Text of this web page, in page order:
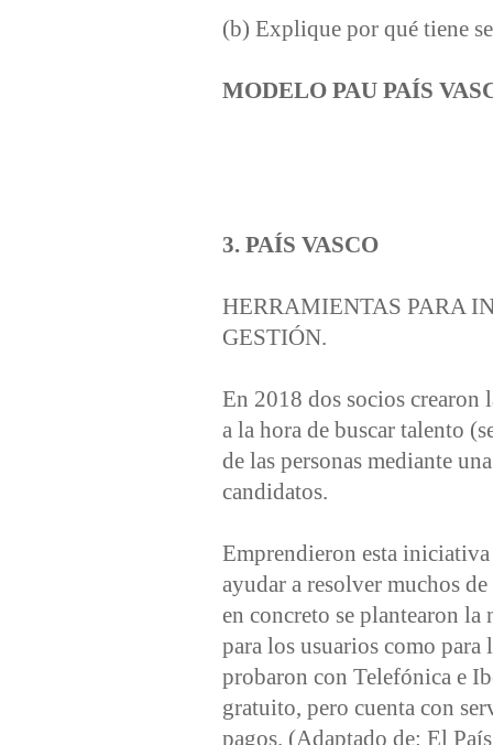
(b) Explique por qué tiene
MODELO PAU PAÍS
3. PAÍS VASCO
HERRAMIENTAS PARA
GESTIÓN.
En 2018 dos socios crearon
a la hora de buscar talento
de las personas mediante
candidatos.
Emprendieron esta
ayudar a resolver muchos
en concreto se plantearon
para los usuarios como
probaron con Telefónica e
gratuito, pero cuenta con
pagos. (Adaptado de: El